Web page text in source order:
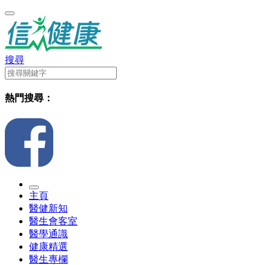
搜尋
熱門搜尋：
主頁
醫健新知
醫生會客室
醫學通識
健康精選
醫生專欄